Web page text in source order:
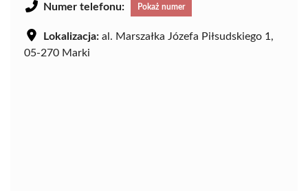
Numer telefonu: Pokaż numer
Lokalizacja: al. Marszałka Józefa Piłsudskiego 1,
05-270 Marki